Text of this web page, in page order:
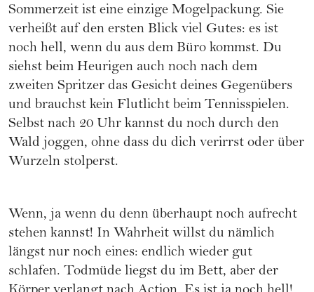
Sommerzeit ist eine einzige Mogelpackung. Sie
verheißt auf den ersten Blick viel Gutes: es ist
noch hell, wenn du aus dem Büro kommst. Du
siehst beim Heurigen auch noch nach dem
zweiten Spritzer das Gesicht deines Gegenübers
und brauchst kein Flutlicht beim Tennisspielen.
Selbst nach 20 Uhr kannst du noch durch den
Wald joggen, ohne dass du dich verirrst oder über
Wurzeln stolperst.
Wenn, ja wenn du denn überhaupt noch aufrecht
stehen kannst! In Wahrheit willst du nämlich
längst nur noch eines: endlich wieder gut
schlafen. Todmüde liegst du im Bett, aber der